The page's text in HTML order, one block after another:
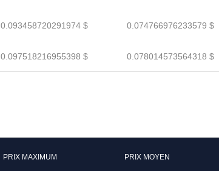
0.093458720291974 $ 0.074766976233579 $
0.097518216955398 $ 0.078014573564318 $
PRIX MAXIMUM PRIX MOYEN